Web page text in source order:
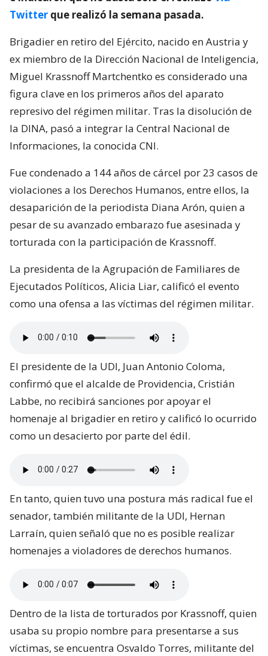
Twitter que realizó la semana pasada.
Brigadier en retiro del Ejército, nacido en Austria y
ex miembro de la Dirección Nacional de Inteligencia,
Miguel Krassnoff Martchentko es considerado una
figura clave en los primeros años del aparato
represivo del régimen militar. Tras la disolución de
la DINA, pasó a integrar la Central Nacional de
Informaciones, la conocida CNI.
Fue condenado a 144 años de cárcel por 23 casos de
violaciones a los Derechos Humanos, entre ellos, la
desaparición de la periodista Diana Arón, quien a
pesar de su avanzado embarazo fue asesinada y
torturada con la participación de Krassnoff.
La presidenta de la Agrupación de Familiares de
Ejecutados Políticos, Alicia Liar, calificó el evento
como una ofensa a las víctimas del régimen militar.
El presidente de la UDI, Juan Antonio Coloma,
confirmó que el alcalde de Providencia, Cristián
Labbe, no recibirá sanciones por apoyar el
homenaje al brigadier en retiro y calificó lo ocurrido
como un desacierto por parte del édil.
En tanto, quien tuvo una postura más radical fue el
senador, también militante de la UDI, Hernan
Larraín, quien señaló que no es posible realizar
homenajes a violadores de derechos humanos.
Dentro de la lista de torturados por Krassnoff, quien
usaba su propio nombre para presentarse a sus
víctimas, se encuentra Osvaldo Torres, militante del